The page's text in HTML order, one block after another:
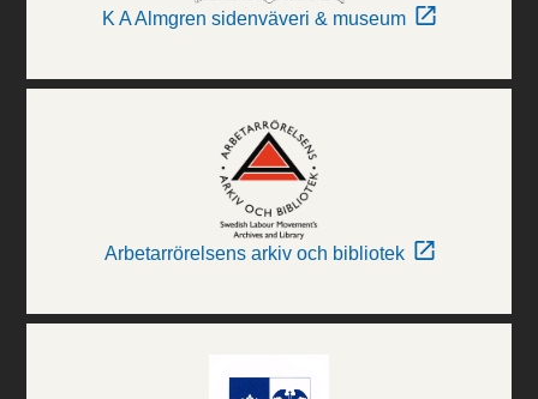
K A Almgren sidenväveri & museum
Arbetarrörelsens arkiv och bibliotek